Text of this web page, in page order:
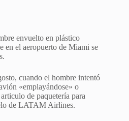
envuelto en plástico
en el aeropuerto de Miami se
cuando el hombre intentó
«emplayándose» o
de paquetería para
de LATAM Airlines.